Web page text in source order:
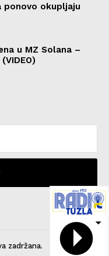
ponovo okupljaju
u MZ Solana –
zadržana.